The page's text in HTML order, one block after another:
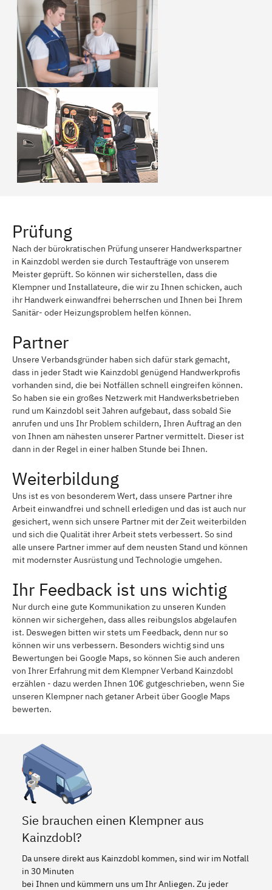
Prüfung
Nach der bürokratischen Prüfung unserer Handwerkspartner
in Kainzdobl werden sie durch Testaufträge von unserem
Meister geprüft. So können wir sicherstellen, dass die
Klempner und Installateure, die wir zu Ihnen schicken, auch
ihr Handwerk einwandfrei beherrschen und Ihnen bei Ihrem
Sanitär- oder Heizungsproblem helfen können.
Partner
Unsere Verbandsgründer haben sich dafür stark gemacht,
dass in jeder Stadt wie Kainzdobl genügend Handwerkprofis
vorhanden sind, die bei Notfällen schnell eingreifen können.
So haben sie ein großes Netzwerk mit Handwerksbetrieben
rund um Kainzdobl seit Jahren aufgebaut, dass sobald Sie
anrufen und uns Ihr Problem schildern, Ihren Auftrag an den
von Ihnen am nähesten unserer Partner vermittelt. Dieser ist
dann in der Regel in einer halben Stunde bei Ihnen.
Weiterbildung
Uns ist es von besonderem Wert, dass unsere Partner ihre
Arbeit einwandfrei und schnell erledigen und das ist auch nur
gesichert, wenn sich unsere Partner mit der Zeit weiterbilden
und sich die Qualität ihrer Arbeit stets verbessert. So sind
alle unsere Partner immer auf dem neusten Stand und können
mit modernster Ausrüstung und Technologie umgehen.
Ihr Feedback ist uns wichtig
Nur durch eine gute Kommunikation zu unseren Kunden
können wir sichergehen, dass alles reibungslos abgelaufen
ist. Deswegen bitten wir stets um Feedback, denn nur so
können wir uns verbessern. Besonders wichtig sind uns
Bewertungen bei Google Maps, so können Sie auch anderen
von Ihrer Erfahrung mit dem Klempner Verband Kainzdobl
erzählen - dazu werden Ihnen 10€ gutgeschrieben, wenn Sie
unseren Klempner nach getaner Arbeit über Google Maps
bewerten.
Sie brauchen einen Klempner aus
Kainzdobl?
Da unsere direkt aus Kainzdobl kommen, sind wir im Notfall
in 30 Minuten
bei Ihnen und kümmern uns um Ihr Anliegen. Zu jeder